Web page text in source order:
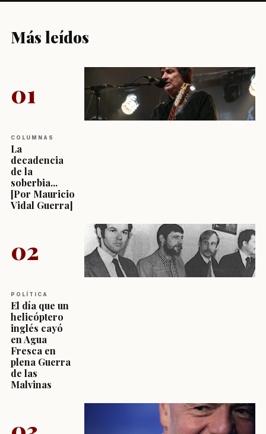
Más leídos
01
COLUMNAS
La
decadencia
de la
soberbia...
[Por Mauricio
Vidal Guerra]
02
POLÍTICA
El día que un
helicóptero
inglés cayó
en Agua
Fresca en
plena Guerra
de las
Malvinas